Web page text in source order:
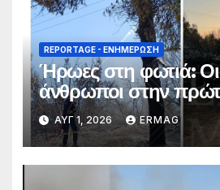
REPORTAGE - EΝΗΜΈΡΩΣΗ
Ήρωες στη φωτιά: Οι
άνθρωποι στην
ΑΥΓ 1, 2026 ERMAG